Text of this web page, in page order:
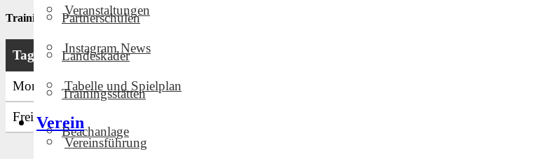
Partnerschulen
Landeskader
Trainingsstätten
Beachanlage
Veranstaltungen
Instagram News
Tabelle und Spielplan
Verein
Vereinsführung
Trainingszeiten
Tag Zeit
Montag 16.00 – 18.00 Panndorfhalle
Freitag 16.00 – 18.00